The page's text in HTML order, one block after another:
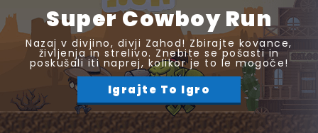
Super Cowboy Run
Nazaj v divjino, divji Zahod! Zbirajte kovance,
življenja in strelivo. Znebite se pošasti in
poskušali iti naprej, kolikor je to le mogoče!
Igrajte To Igro